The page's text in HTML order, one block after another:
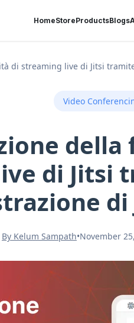
HomeStoreProductsBlogs
di streaming live di Jitsi
Video
della
di Jitsi
di
By Kelum Sampath•November